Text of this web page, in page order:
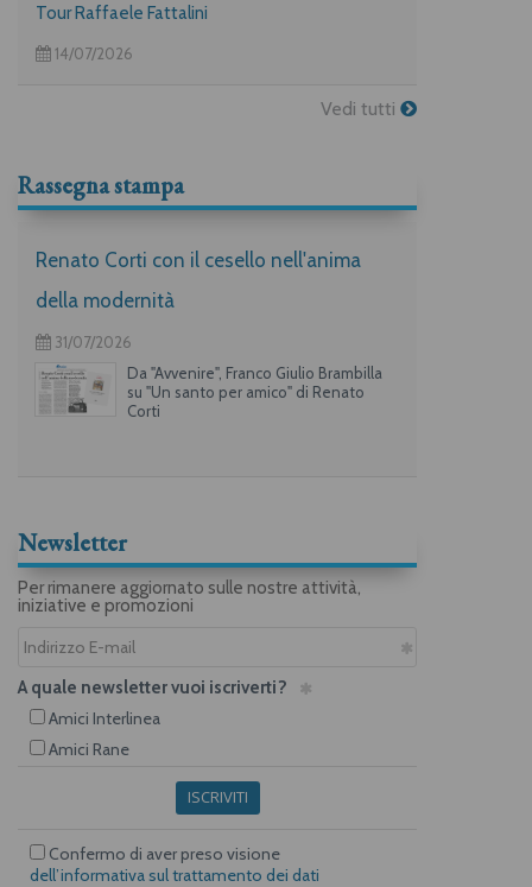
Tour Raffaele Fattalini
14/07/2026
Vedi tutti
Rassegna stampa
Renato Corti con il cesello nell'anima
della modernità
31/07/2026
Da "Avvenire", Franco Giulio Brambilla
su "Un santo per amico" di Renato
Corti
Newsletter
Per rimanere aggiornato sulle nostre attività,
iniziative e promozioni
A quale newsletter vuoi iscriverti?
Amici Interlinea
Amici Rane
ISCRIVITI
Confermo di aver preso visione
dell’informativa sul trattamento dei dati